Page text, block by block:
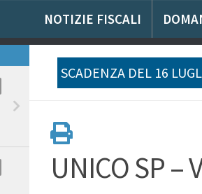
NOTIZIE FISCALI
SCADENZA DEL 16
UNICO SP